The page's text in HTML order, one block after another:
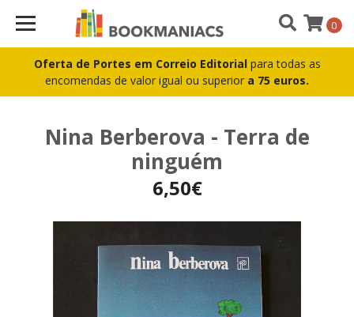
Oferta de Portes em Correio Editorial para todas as
encomendas de valor igual ou superior a 75 euros.
0
Nina Berberova - Terra de
ninguém
6,50€